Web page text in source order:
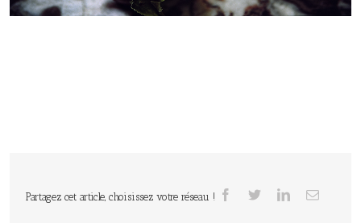
Partagez cet article, choisissez votre réseau !